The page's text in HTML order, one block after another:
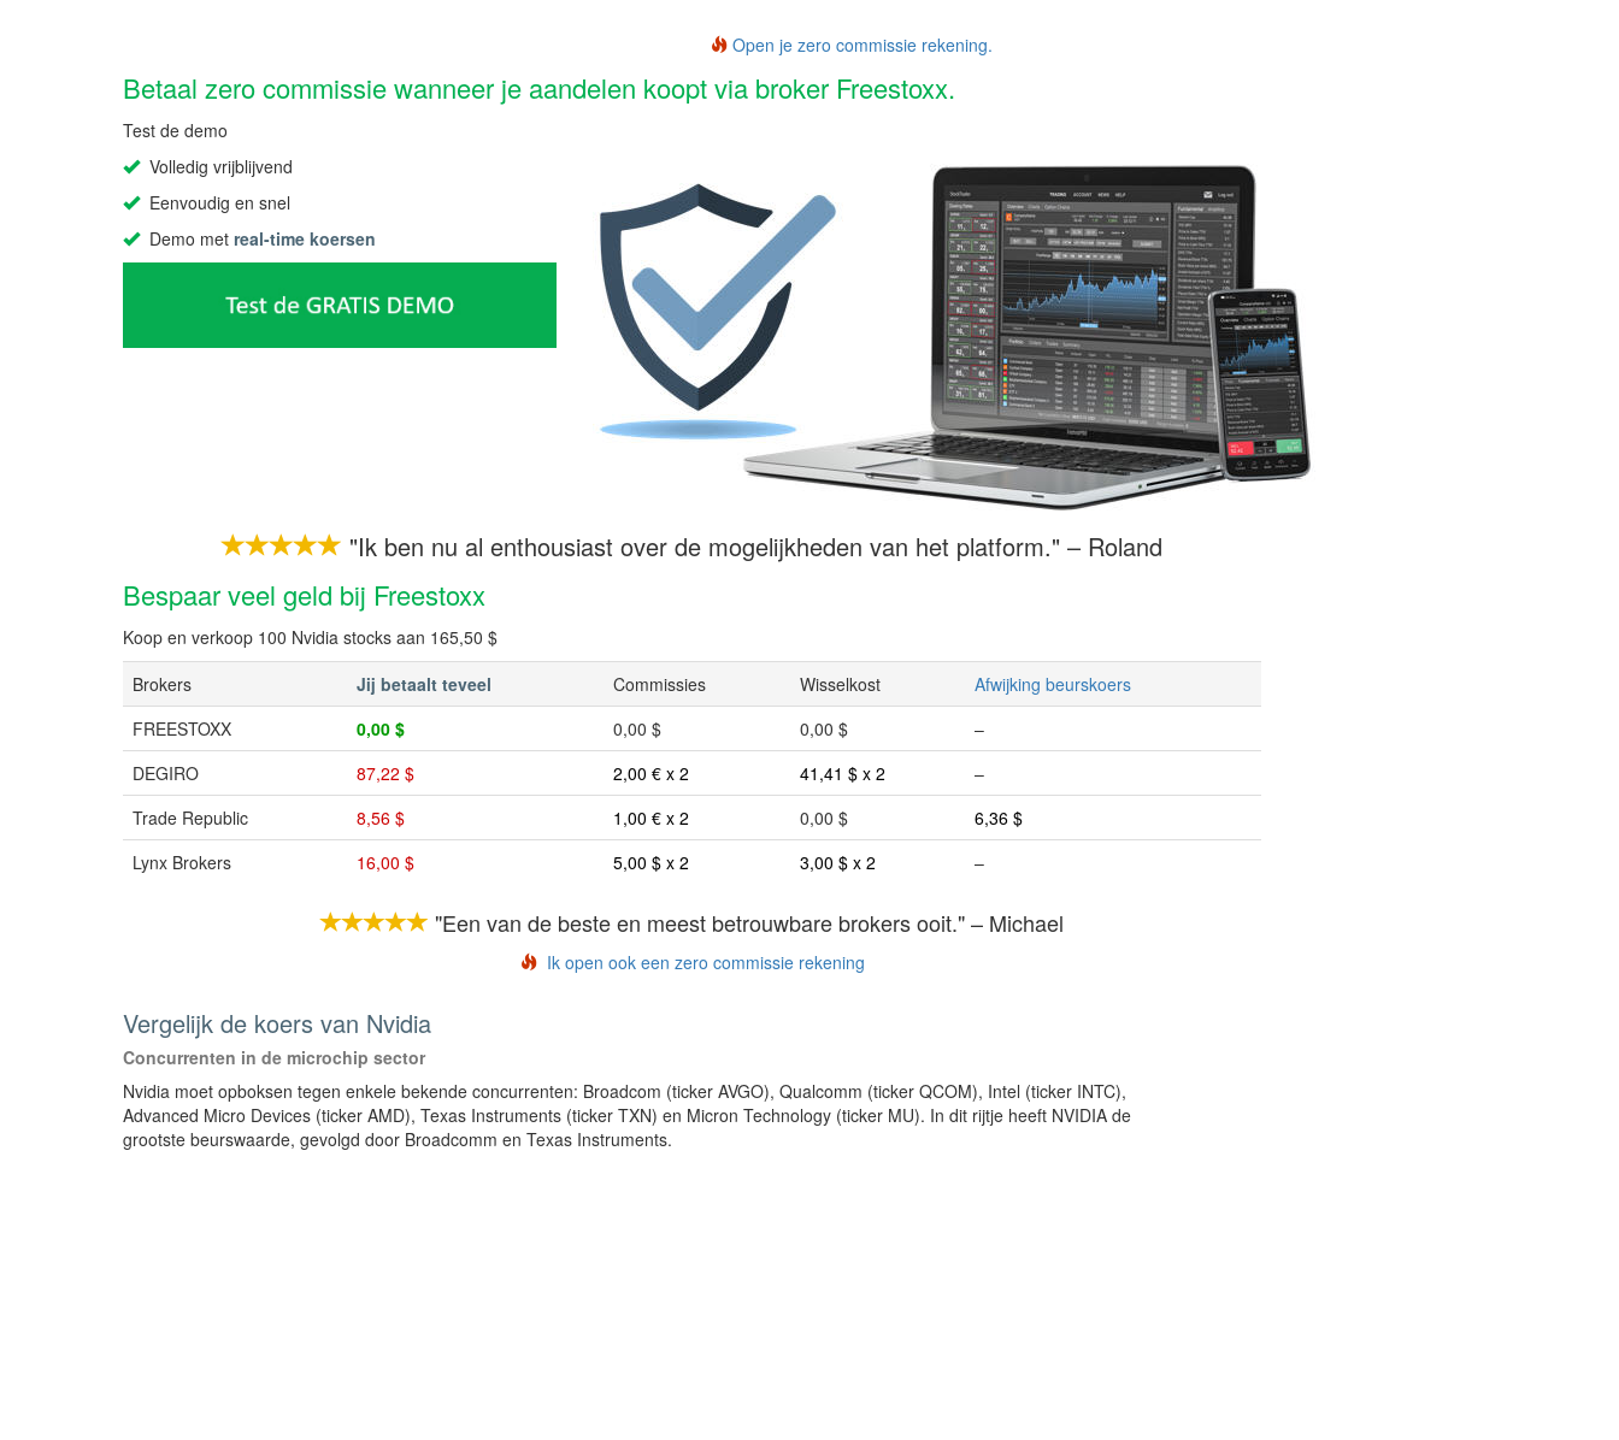
Open je zero commissie rekening.
Betaal zero commissie wanneer je aandelen koopt via broker Freestoxx.
Test de demo
Volledig vrijblijvend
Eenvoudig en snel
Demo met real-time koersen
"Ik ben nu al enthousiast over de mogelijkheden van het platform." – Roland
Bespaar veel geld bij Freestoxx
Koop en verkoop 100 Nvidia stocks aan 165,50 $
Brokers
Jij betaalt teveel Commissies Wisselkost
Afwijking beurskoers
FREESTOXX
0,00 $ 0,00 $ 0,00 $
–
DEGIRO
87,22 $ 2,00 € x 2 41,41 $ x 2
–
Trade Republic
8,56 $ 1,00 € x 2 0,00 $
6,36 $
Lynx Brokers
16,00 $ 5,00 $ x 2 3,00 $ x 2 –
"Een van de beste en meest betrouwbare brokers ooit." – Michael
Ik open ook een zero commissie rekening
Vergelijk de koers van Nvidia
Concurrenten in de microchip sector
Nvidia moet opboksen tegen enkele bekende concurrenten: Broadcom (ticker AVGO), Qualcomm (ticker QCOM), Intel (ticker INTC),
Advanced Micro Devices (ticker AMD), Texas Instruments (ticker TXN) en Micron Technology (ticker MU). In dit rijtje heeft NVIDIA de
grootste beurswaarde, gevolgd door Broadcomm en Texas Instruments.